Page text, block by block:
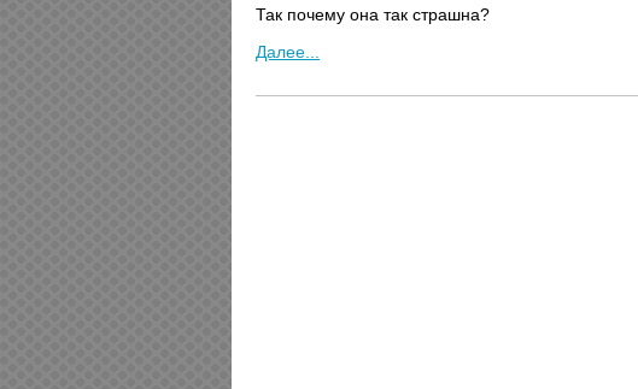
Так почему она так страшна?
Далее...